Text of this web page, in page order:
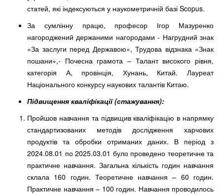
статей, які індексуються у наукометричній базі Scopus.
За сумлінну працю, професор Ігор Мазуренко
нагороджений держаними нагородами - Нагрудний знак
«За заслуги перед Державою», Трудова відзнака «Знак
пошани»,- Почесна грамота – Талант високого рівня,
категорія А, провінція, Хунань, Китай. Лауреат
Національного конкурсу наукових талантів Китаю.
Підвищення кваліфікації (стажування):
Пройшов навчання та підвищив кваліфікацію в напрямку
стандартизованих методів дослідження харчових
продуктів та обробки отриманих даних. В період з
2024.08.01 по 2025.03.01 було проведено теоретичне та
практичне навчання. Загальна кількість годин навчання
склала 160 годин. Теоретичне навчання – 60 годин.
Практичне навчання – 100 годин. Навчання проводилось